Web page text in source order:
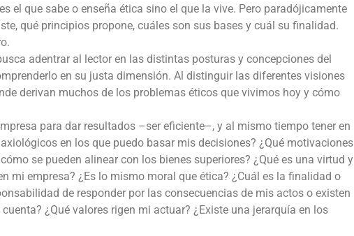
el que sabe o enseña ética sino el que la vive. Pero paradójicamente
qué principios propone, cuáles son sus bases y cuál su finalidad.
adentrar al lector en las distintas posturas y concepciones del
en su justa dimensión. Al distinguir las diferentes visiones
derivan muchos de los problemas éticos que vivimos hoy y cómo
para dar resultados –ser eficiente–, y al mismo tiempo tener en
en los que puedo basar mis decisiones? ¿Qué motivaciones
se pueden alinear con los bienes superiores? ¿Qué es una virtud y
mi empresa? ¿Es lo mismo moral que ética? ¿Cuál es la finalidad o
de responder por las consecuencias de mis actos o existen
¿Qué valores rigen mi actuar? ¿Existe una jerarquía en los